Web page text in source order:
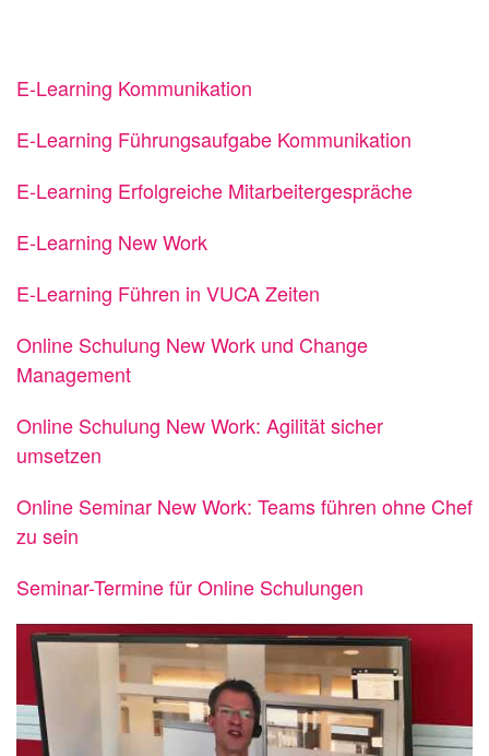
E-Learning Kommunikation
E-Learning Führungsaufgabe Kommunikation
E-Learning Erfolgreiche Mitarbeitergespräche
E-Learning New Work
E-Learning Führen in VUCA Zeiten
Online Schulung New Work und Change
Management
Online Schulung New Work: Agilität sicher
umsetzen
Online Seminar New Work: Teams führen ohne Chef
zu sein
Seminar-Termine für Online Schulungen